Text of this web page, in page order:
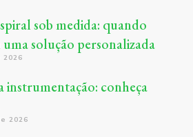
sob medida: quando
solução personalizada
instrumentação: conheça
2026